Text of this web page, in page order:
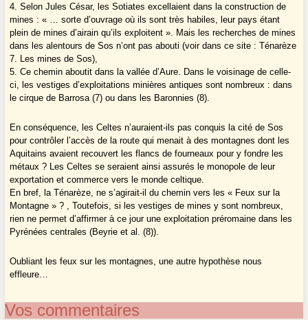
4. Selon Jules César, les Sotiates excellaient dans la construction de
mines : « … sorte d’ouvrage où ils sont très habiles, leur pays étant
plein de mines d’airain qu’ils exploitent ». Mais les recherches de mines
dans les alentours de Sos n’ont pas abouti (voir dans ce site : Ténarèze
7. Les mines de Sos),
5. Ce chemin aboutit dans la vallée d’Aure. Dans le voisinage de celle-
ci, les vestiges d’exploitations minières antiques sont nombreux : dans
le cirque de Barrosa (7) ou dans les Baronnies (8).
En conséquence, les Celtes n’auraient-ils pas conquis la cité de Sos
pour contrôler l’accès de la route qui menait à des montagnes dont les
Aquitains avaient recouvert les flancs de fourneaux pour y fondre les
métaux ? Les Celtes se seraient ainsi assurés le monopole de leur
exportation et commerce vers le monde celtique.
En bref, la Ténarèze, ne s’agirait-il du chemin vers les « Feux sur la
Montagne » ? , Toutefois, si les vestiges de mines y sont nombreux,
rien ne permet d’affirmer à ce jour une exploitation préromaine dans les
Pyrénées centrales (Beyrie et al. (8)).
Oubliant les feux sur les montagnes, une autre hypothèse nous
effleure…
Vos commentaires